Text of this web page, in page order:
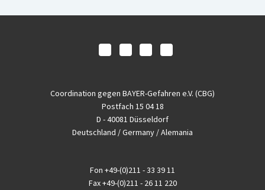
Coordination gegen BAYER-Gefahren e.V. (CBG)
Postfach 15 04 18
D - 40081 Düsseldorf
Deutschland / Germany / Alemania
Fon +49-(0)211 - 33 39 11
Fax+49-(0)211 - 26 11 220